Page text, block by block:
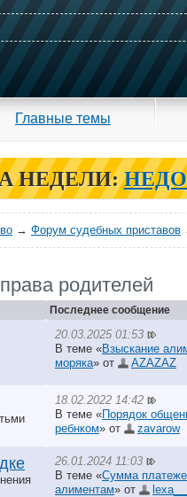
Главные темы
НЕДЕЛИ:
→ Форум судебных приставов
родителей
Последнее сообщение
20.03.2025 01:53
В теме «Взыскание
моряка» от AZAZAZ
18.02.2022 14:42
В теме «Порядок
ребнком» от zavarow
26.01.2024 11:03
В теме «Сумма
алиментам» от